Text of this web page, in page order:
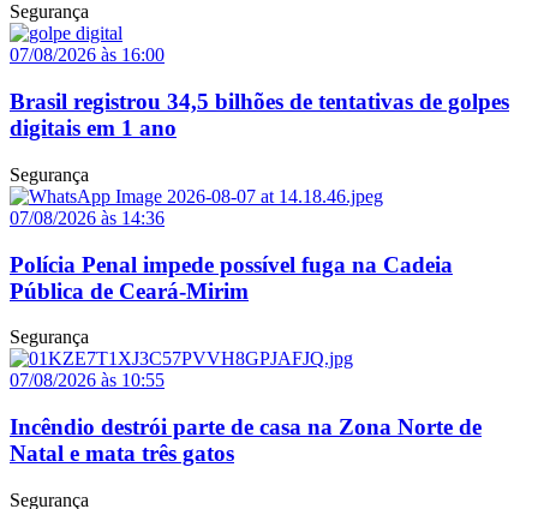
Segurança
07/08/2026 às 16:00
Brasil registrou 34,5 bilhões de tentativas de golpes
digitais em 1 ano
Segurança
07/08/2026 às 14:36
Polícia Penal impede possível fuga na Cadeia
Pública de Ceará-Mirim
Segurança
07/08/2026 às 10:55
Incêndio destrói parte de casa na Zona Norte de
Natal e mata três gatos
Segurança